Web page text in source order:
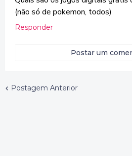
(não só de pokemon, todos)
Responder
Postar um
Postagem Anterior